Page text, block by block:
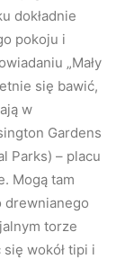
dokładnie
pokoju i
„Mały
się bawić,
w
Gardens
Parks) – placu
Mogą tam
drewnianego
torze
wokół tipi i